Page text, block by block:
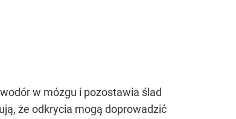
w mózgu i pozostawia ślad
że odkrycia mogą doprowadzić